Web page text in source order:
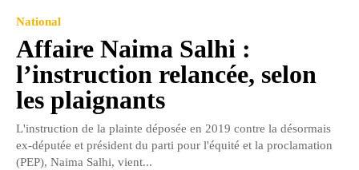
National
Affaire Naima Salhi :
l’instruction relancée, selon
les plaignants
L'instruction de la plainte déposée en 2019 contre la désormais
ex-députée et président du parti pour l'équité et la proclamation
(PEP), Naima Salhi, vient...